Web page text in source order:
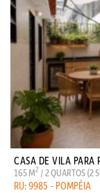
CASA DE VILA PARA
165 M2 / 2 QUARTOS (2
RU: 9985 - POMPÉIA